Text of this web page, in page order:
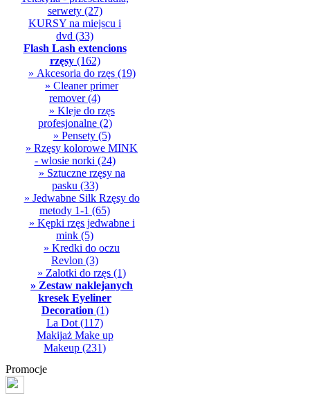
serwety(27)
KURSY na miejscu i
dvd (33)
Flash Lash extencions
rzęsy(162)
» Akcesoria do rzęs(19)
» Cleaner primer
remover(4)
» Kleje do rzęs
profesjonalne(2)
» Pensety(5)
» Rzęsy kolorowe MINK
- wlosie norki (24)
» Sztuczne rzęsy na
pasku (33)
» Jedwabne Silk Rzęsy do
metody 1-1 (65)
» Kępki rzęs jedwabne i
mink (5)
» Kredki do oczu
Revlon (3)
» Zalotki do rzęs (1)
» Zestaw naklejanych
kresek Eyeliner
Decoration (1)
La Dot (117)
Makijaż Make up
Makeup (231)
Promocje